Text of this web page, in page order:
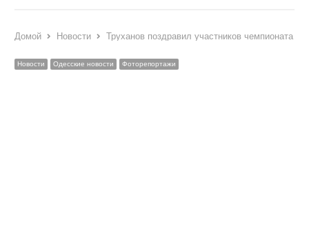
Домой Новости Труханов поздравил участников чемпионата
Новости Одесские новости Фоторепортажи